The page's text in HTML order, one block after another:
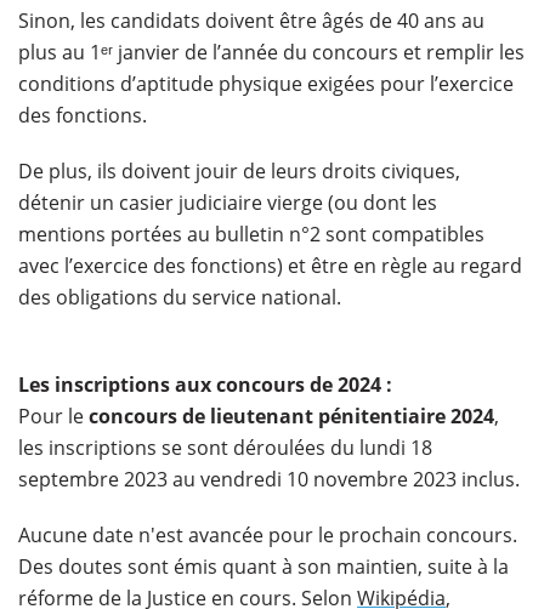
Sinon, les candidats doivent être âgés de 40 ans au
plus au 1ᵉʳ janvier de l’année du concours et remplir les
conditions d’aptitude physique exigées pour l’exercice
des fonctions.
De plus, ils doivent jouir de leurs droits civiques,
détenir un casier judiciaire vierge (ou dont les
mentions portées au bulletin n°2 sont compatibles
avec l’exercice des fonctions) et être en règle au regard
des obligations du service national.
Les inscriptions aux concours de 2024 :
Pour leconcours de lieutenant pénitentiaire 2024,
les inscriptions se sont déroulées du lundi 18
septembre 2023 au vendredi 10 novembre 2023 inclus.
Aucune date n'est avancée pour le prochain concours.
Des doutes sont émis quant à son maintien, suite à la
réforme de la Justice en cours. Selon Wikipédia,